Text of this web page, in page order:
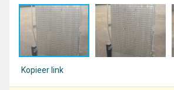
Kopieer link